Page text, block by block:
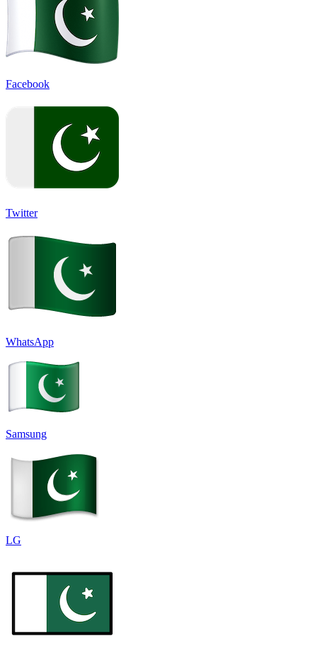
Facebook
Twitter
WhatsApp
Samsung
LG